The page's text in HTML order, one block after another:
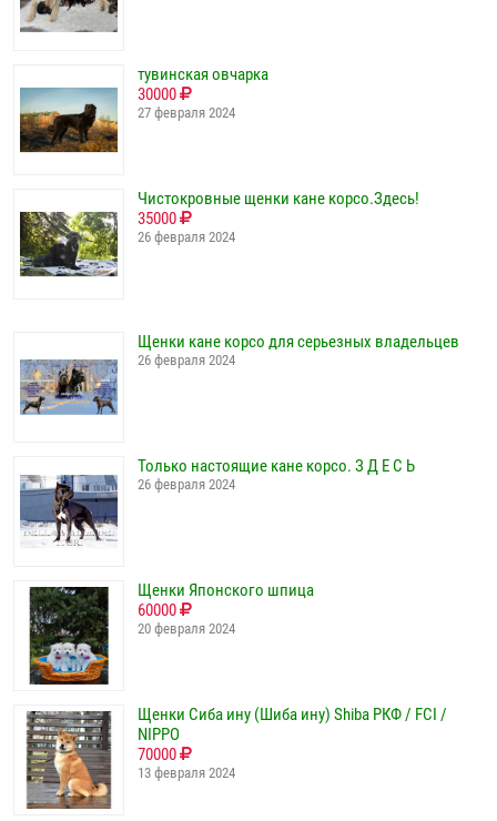
тувинская овчарка
30000
27 февраля 2024
Чистокровные щенки кане корсо.Здесь!
35000
26 февраля 2024
Щенки кане корсо для серьезных владельцев
26 февраля 2024
Только настоящие кане корсо. З Д Е С Ь
26 февраля 2024
Щенки Японского шпица
60000
20 февраля 2024
Щенки Сиба ину (Шиба ину) Shiba РКФ / FCI /
NIPPO
70000
13 февраля 2024